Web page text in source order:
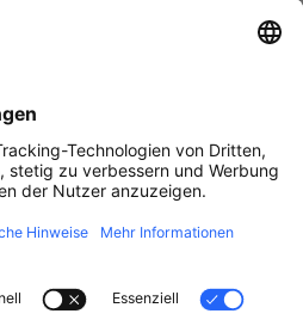
werdet Mitglied!